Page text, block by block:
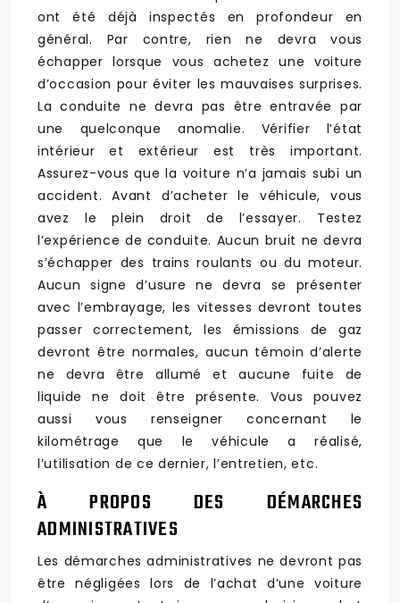
ont été déjà inspectés en profondeur en
général. Par contre, rien ne devra vous
échapper lorsque vous achetez une voiture
d’occasion pour éviter les mauvaises surprises.
La conduite ne devra pas être entravée par
une quelconque anomalie. Vérifier l’état
intérieur et extérieur est très important.
Assurez-vous que la voiture n’a jamais subi un
accident. Avant d’acheter le véhicule, vous
avez le plein droit de l’essayer. Testez
l’expérience de conduite. Aucun bruit ne devra
s’échapper des trains roulants ou du moteur.
Aucun signe d’usure ne devra se présenter
avec l’embrayage, les vitesses devront toutes
passer correctement, les émissions de gaz
devront être normales, aucun témoin d’alerte
ne devra être allumé et aucune fuite de
liquide ne doit être présente. Vous pouvez
aussi vous renseigner concernant le
kilométrage que le véhicule a réalisé,
l’utilisation de ce dernier, l’entretien, etc.
À PROPOS DES DÉMARCHES
ADMINISTRATIVES
Les démarches administratives ne devront pas
être négligées lors de l’achat d’une voiture